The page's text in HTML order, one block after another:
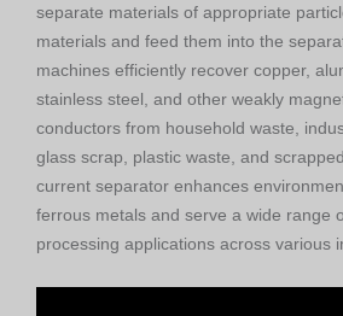
separate materials of appropriate
materials and feed them into the
machines efficiently recover copper,
stainless steel, and other weakly
conductors from household waste,
glass scrap, plastic waste, and
current separator enhances
ferrous metals and serve a wide range
processing applications across various